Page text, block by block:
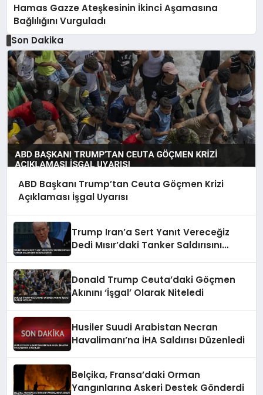
Hamas Gazze Ateşkesinin İkinci Aşamasına
Bağlılığını Vurguladı
Son Dakika
ABD Başkanı Trump’tan Ceuta Göçmen Krizi
Açıklaması İşgal Uyarısı
Trump Iran’a Sert Yanıt Vereceğiz
Dedi Mısır’daki Tanker Saldırısını
Donald Trump Ceuta’daki Göçmen
Akınını ‘İşgal’ Olarak Niteledi
Husiler Suudi Arabistan Necran
Havalimanı’na İHA Saldırısı Düzenledi
Belçika, Fransa’daki Orman
Yangınlarına Askeri Destek Gönderdi